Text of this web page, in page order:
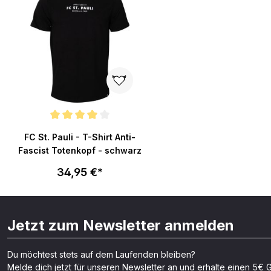
FC St. Pauli - T-Shirt Anti-
Fascist Totenkopf - schwarz
34,95 €*
Jetzt zum Newsletter anmelden
Du möchtest stets auf dem Laufenden bleiben?
Melde dich jetzt für unseren Newsletter an und erhalte einen 5€